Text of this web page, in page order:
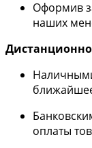
Оформив
наших
оплаты